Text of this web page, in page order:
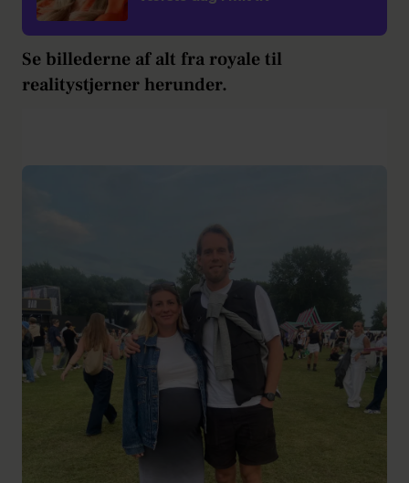
Se billederne af alt fra royale til
realitystjerner herunder.